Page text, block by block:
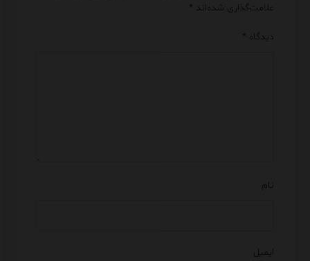
علامت‌گذاری شده‌اند *
دیدگاه *
نام
ایمیل